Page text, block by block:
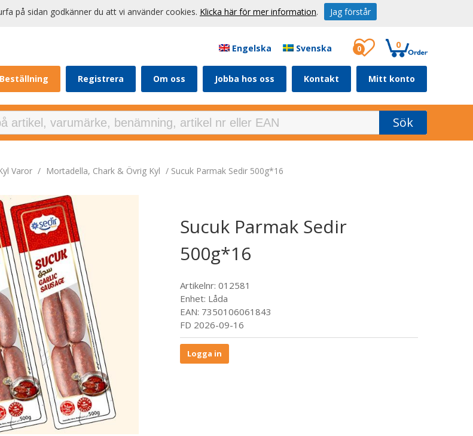
0
0
Engelska Svenska
Beställning Registrera Om oss Jobba hos oss Kontakt Mitt konto
Sök
Varor / Mortadella, Chark & Övrig Kyl / Sucuk Parmak Sedir 500g*16
Sucuk Parmak Sedir
500g*16
Artikelnr: 012581
Enhet: Låda
EAN: 7350106061843
FD 2026-09-16
Logga in
på sidan godkänner du att vi använder cookies. Klicka här för mer information. Jag förstår